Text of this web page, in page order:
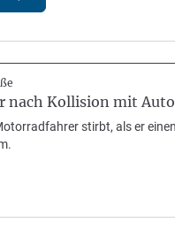
nach Kollision mit
stirbt, als er